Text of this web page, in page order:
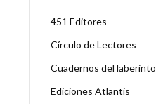
451 Editores
Círculo de Lectores
Cuadernos del laberinto
Ediciones Atlantis